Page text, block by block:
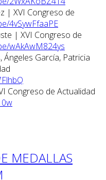
| XVI Congreso de
4vSywFfaaPE
| XVI Congreso de
wAkAwM824ys
García, Patricia
Congreso de Actualidad
MEDALLAS